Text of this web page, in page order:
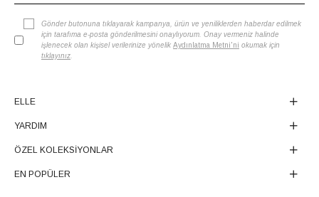
Gönder butonuna tıklayarak kampanya, ürün ve yeniliklerden haberdar edilmek
için tarafıma e-posta gönderilmesini onaylıyorum. Onay vermeniz halinde
işlenecek olan kişisel verilerinize yönelik Aydınlatma Metni'ni okumak için
tıklayınız
ELLE
YARDIM
ÖZEL KOLEKSİYONLAR
EN POPÜLER